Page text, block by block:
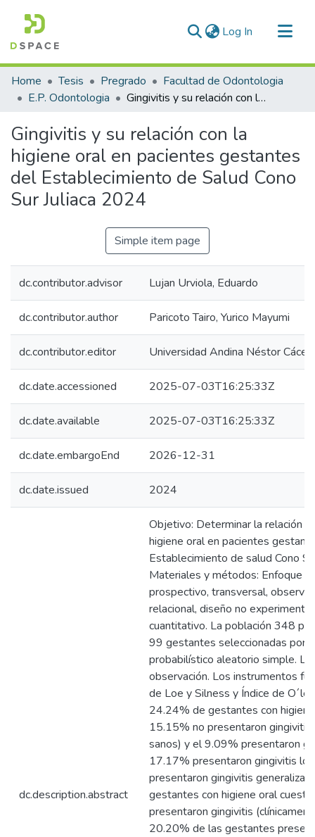
Log In (current)
Communities & Collections
All of DSpace
Home Tesis Pregrado
Facultad de Odontologia
E.P. Odontologia
Gingivitis y su relación con la higiene oral en pacientes gestantes del Establecimiento de Salud Cono Sur Juliaca 2024
Gingivitis y su relación con la
higiene oral en pacientes gestantes
del Establecimiento de Salud Cono
Sur Juliaca 2024
Simple item page
dc.contributor.advisor Lujan Urviola, Eduardo
dc.contributor.author Paricoto Tairo, Yurico Mayumi
dc.contributor.editor Universidad Andina Néstor
dc.date.accessioned 2025-07-03T16:25:33Z
dc.date.available 2025-07-03T16:25:33Z
dc.date.embargoEnd 2026-12-31
dc.date.issued 2024
dc.description.abstract
Objetivo: Determinar la relación
higiene oral en pacientes
Establecimiento de salud Cono
Materiales y métodos: Enfoque
prospectivo, transversal,
relacional, diseño no
cuantitativo. La población 348
99 gestantes seleccionadas por
probabilístico aleatorio simple. La
observación. Los instrumentos
de Loe y Silness y Índice de
24.24% de gestantes con
15.15% no presentaron gingivitis
sanos) y el 9.09% presentaron
17.17% presentaron gingivitis
presentaron gingivitis
gestantes con higiene oral
presentaron gingivitis
20.20% de las gestantes